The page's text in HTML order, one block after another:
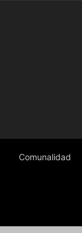
Comunalidad